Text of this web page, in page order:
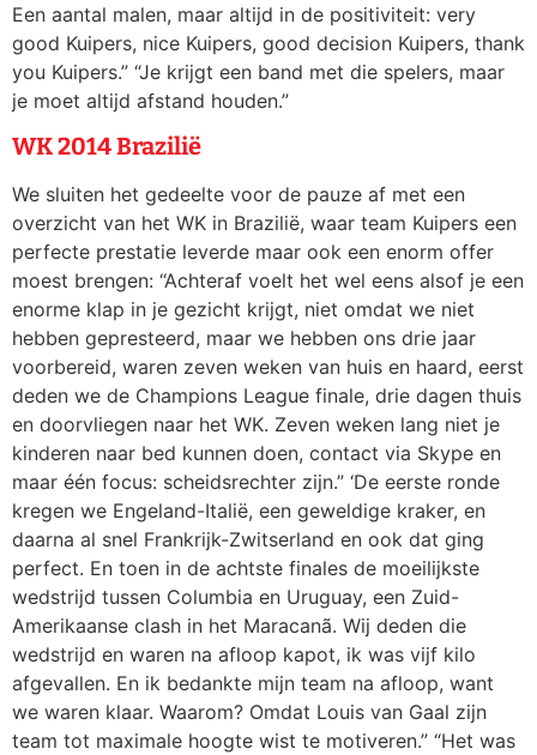
Een aantal malen, maar altijd in de positiviteit: very
good Kuipers, nice Kuipers, good decision Kuipers, thank
you Kuipers.” “Je krijgt een band met die spelers, maar
je moet altijd afstand houden.”
WK 2014 Brazilië
We sluiten het gedeelte voor de pauze af met een
overzicht van het WK in Brazilië, waar team Kuipers een
perfecte prestatie leverde maar ook een enorm offer
moest brengen: “Achteraf voelt het wel eens alsof je een
enorme klap in je gezicht krijgt, niet omdat we niet
hebben gepresteerd, maar we hebben ons drie jaar
voorbereid, waren zeven weken van huis en haard, eerst
deden we de Champions League finale, drie dagen thuis
en doorvliegen naar het WK. Zeven weken lang niet je
kinderen naar bed kunnen doen, contact via Skype en
maar één focus: scheidsrechter zijn.” ‘De eerste ronde
kregen we Engeland-Italië, een geweldige kraker, en
daarna al snel Frankrijk-Zwitserland en ook dat ging
perfect. En toen in de achtste finales de moeilijkste
wedstrijd tussen Columbia en Uruguay, een Zuid-
Amerikaanse clash in het Maracanã. Wij deden die
wedstrijd en waren na afloop kapot, ik was vijf kilo
afgevallen. En ik bedankte mijn team na afloop, want
we waren klaar. Waarom? Omdat Louis van Gaal zijn
team tot maximale hoogte wist te motiveren.” “Het was